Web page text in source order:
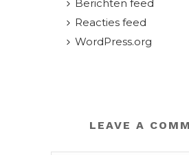
Berichten feed
Reacties feed
WordPress.org
LEAVE A